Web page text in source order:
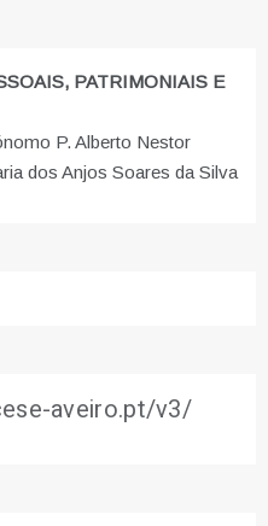
PATRIMONIAIS E
P. Alberto Nestor
dos Anjos Soares da Silva
aveiro.pt/v3/